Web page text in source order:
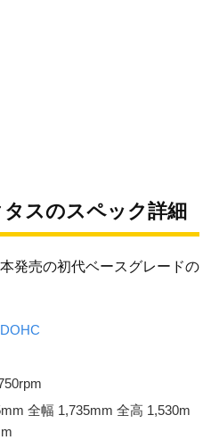
スのスペック詳細
発売の初代ベースグレードの
DOHC
全幅 1,735mm 全高 1,530m